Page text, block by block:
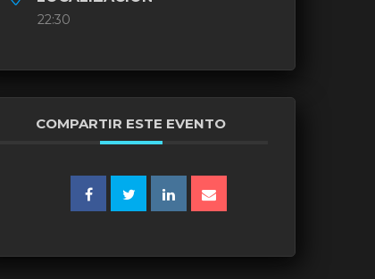
22:30
COMPARTIR ESTE EVENTO